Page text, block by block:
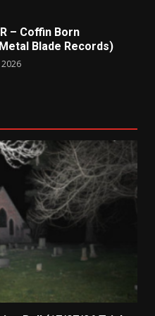
– Coffin Born
Blade Records)
2026